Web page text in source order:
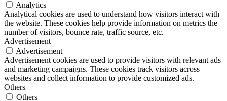
Analytics
Analytical cookies are used to understand how visitors interact with
the website. These cookies help provide information on metrics the
number of visitors, bounce rate, traffic source, etc.
Advertisement
Advertisement
Advertisement cookies are used to provide visitors with relevant ads
and marketing campaigns. These cookies track visitors across
websites and collect information to provide customized ads.
Others
Others